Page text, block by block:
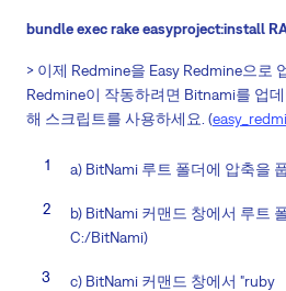
bundle exec rake easyproject:install
> 이제 Redmine을 Easy Redmine으로
Redmine이 작동하려면 Bitnami를 업
해 스크립트를 사용하세요. (
a) BitNami 루트 폴더에 압축을
b) BitNami 커맨드 창에서 루트
C:/BitNami)
c) BitNami 커맨드 창에서 "ruby